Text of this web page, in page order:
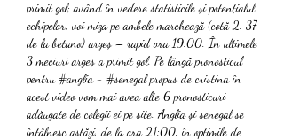
primit gol; având în vedere statisticile și potențialul
echipelor, voi miza pe ambele marchează (cotă 2. 37
de la betano) argeș – rapid ora 19:00. În ultimele
3 meciuri argeș a primit gol. Pe lângă pronosticul
pentru #anglia - #senegal propus de cristina în
acest video vom mai avea alte 6 pronosticuri
adăugate de colegii ei pe site. Anglia și senegal se
întâlnesc astăzi, de la ora 21:00, în optimile de